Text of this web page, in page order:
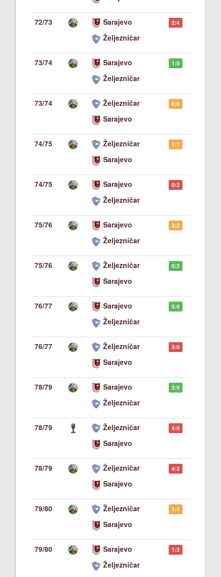
72/73
Sarajevo
Željezničar
2:4
73/74
Sarajevo
Željezničar
1:0
73/74
Željezničar
Sarajevo
0:0
74/75
Željezničar
Sarajevo
1:1
74/75
Sarajevo
Željezničar
0:2
75/76
Sarajevo
Željezničar
2:2
75/76
Željezničar
Sarajevo
0:2
76/77
Sarajevo
Željezničar
5:0
76/77
Željezničar
Sarajevo
3:0
78/79
Sarajevo
Željezničar
2:0
78/79
Željezničar
Sarajevo
4:0
78/79
Željezničar
Sarajevo
4:2
79/80
Željezničar
Sarajevo
1:1
79/80
Sarajevo
Željezničar
1:3